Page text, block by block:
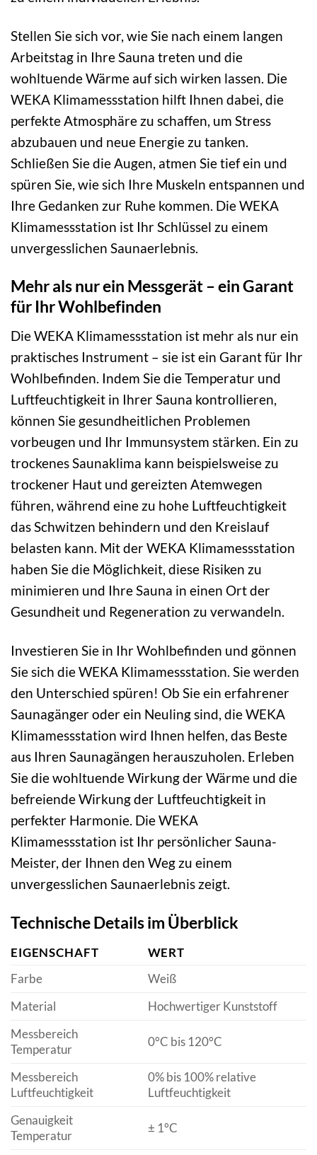
Stellen Sie sich vor, wie Sie nach einem langen
Arbeitstag in Ihre Sauna treten und die
wohltuende Wärme auf sich wirken lassen. Die
WEKA Klimamessstation hilft Ihnen dabei, die
perfekte Atmosphäre zu schaffen, um Stress
abzubauen und neue Energie zu tanken.
Schließen Sie die Augen, atmen Sie tief ein und
spüren Sie, wie sich Ihre Muskeln entspannen und
Ihre Gedanken zur Ruhe kommen. Die WEKA
Klimamessstation ist Ihr Schlüssel zu einem
unvergesslichen Saunaerlebnis.
Mehr als nur ein Messgerät – ein Garant
für Ihr Wohlbefinden
Die WEKA Klimamessstation ist mehr als nur ein
praktisches Instrument – sie ist ein Garant für Ihr
Wohlbefinden. Indem Sie die Temperatur und
Luftfeuchtigkeit in Ihrer Sauna kontrollieren,
können Sie gesundheitlichen Problemen
vorbeugen und Ihr Immunsystem stärken. Ein zu
trockenes Saunaklima kann beispielsweise zu
trockener Haut und gereizten Atemwegen
führen, während eine zu hohe Luftfeuchtigkeit
das Schwitzen behindern und den Kreislauf
belasten kann. Mit der WEKA Klimamessstation
haben Sie die Möglichkeit, diese Risiken zu
minimieren und Ihre Sauna in einen Ort der
Gesundheit und Regeneration zu verwandeln.
Investieren Sie in Ihr Wohlbefinden und gönnen
Sie sich die WEKA Klimamessstation. Sie werden
den Unterschied spüren! Ob Sie ein erfahrener
Saunagänger oder ein Neuling sind, die WEKA
Klimamessstation wird Ihnen helfen, das Beste
aus Ihren Saunagängen herauszuholen. Erleben
Sie die wohltuende Wirkung der Wärme und die
befreiende Wirkung der Luftfeuchtigkeit in
perfekter Harmonie. Die WEKA
Klimamessstation ist Ihr persönlicher Sauna-
Meister, der Ihnen den Weg zu einem
unvergesslichen Saunaerlebnis zeigt.
Technische Details im Überblick
EIGENSCHAFT
WERT
Farbe
Weiß
Material
Hochwertiger Kunststoff
Messbereich
Temperatur
0°C bis 120°C
Messbereich
Luftfeuchtigkeit
0% bis 100% relative
Luftfeuchtigkeit
Genauigkeit
Temperatur
± 1°C